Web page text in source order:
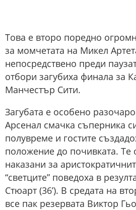
Това е второ поредно
за момчетата на Микел
непосредствено преди
отбори загубиха финала за
Манчестър Сити.
Загубата е особено
Арсенал смачка съперника
полувреме и гостите
положение до почивката. Те
наказани за
“светците” поведоха в
Стюарт (36’). В средата на
все пак резервата Виктор